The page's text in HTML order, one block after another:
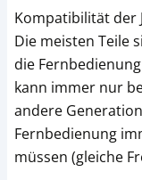
Kompatibilität der
Die meisten Teile
die
kann immer nur
andere
Fernbedienung
müssen (gleiche